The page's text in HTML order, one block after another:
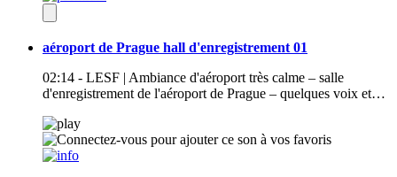
aéroport de Prague hall d'enregistrement 01
02:14 - LESF | Ambiance d'aéroport très calme – salle
d'enregistrement de l'aéroport de Prague – quelques voix et…